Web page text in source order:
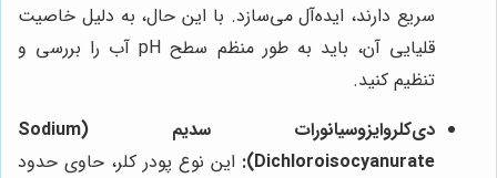
سریع دارند، ایده‌آل می‌سازد. با این حال، به دلیل خاصیت
قلیایی آن، باید به طور منظم سطح pH آب را بررسی و
تنظیم کنید.
دی‌کلروایزوسیانورات سدیم (Sodium
Dichloroisocyanurate):
این نوع پودر کلر، حاوی حدود